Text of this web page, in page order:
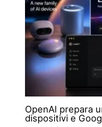
OpenAI prepara
dispositivi e